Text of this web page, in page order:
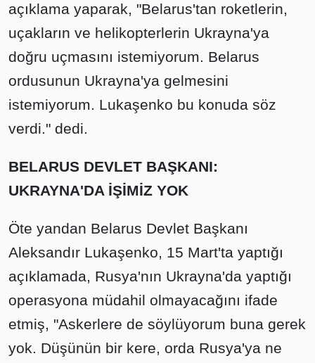
açıklama yaparak, "Belarus'tan roketlerin,
uçakların ve helikopterlerin Ukrayna'ya
doğru uçmasını istemiyorum. Belarus
ordusunun Ukrayna'ya gelmesini
istemiyorum. Lukaşenko bu konuda söz
verdi." dedi.
BELARUS DEVLET BAŞKANI:
UKRAYNA'DA İŞİMİZ YOK
Öte yandan Belarus Devlet Başkanı
Aleksandır Lukaşenko, 15 Mart'ta yaptığı
açıklamada, Rusya'nın Ukrayna'da yaptığı
operasyona müdahil olmayacağını ifade
etmiş, "Askerlere de söylüyorum buna gerek
yok. Düşünün bir kere, orda Rusya'ya ne